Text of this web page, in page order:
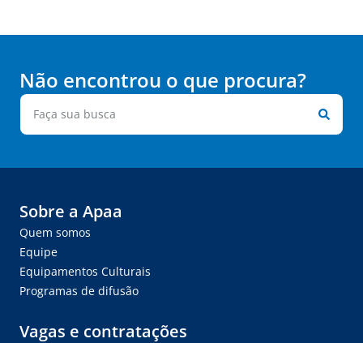
Não encontrou o que procura?
Sobre a Apaa
Quem somos
Equipe
Equipamentos Culturais
Programas de difusão
Vagas e contratações